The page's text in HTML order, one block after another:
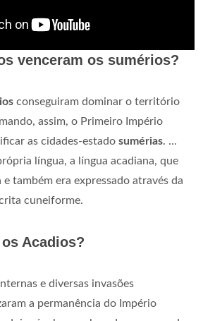
venceram os sumérios?
conseguiram dominar o território
assim, o Primeiro Império
as cidades-estado sumérias. ...
língua, a língua acadiana, que
também era expressado através da
cuneiforme.
Acadios?
e diversas invasões
a permanência do Império